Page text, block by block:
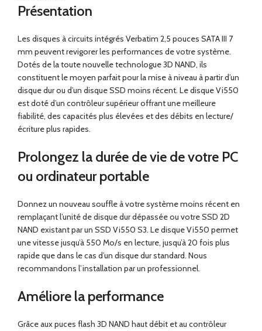
Présentation
Les disques à circuits intégrés Verbatim 2,5 pouces SATA III 7
mm peuvent revigorer les performances de votre système.
Dotés de la toute nouvelle technologue 3D NAND, ils
constituent le moyen parfait pour la mise à niveau à partir d’un
disque dur ou d’un disque SSD moins récent. Le disque Vi550
est doté d’un contrôleur supérieur offrant une meilleure
fiabilité, des capacités plus élevées et des débits en lecture/
écriture plus rapides.
Prolongez la durée de vie de votre PC
ou ordinateur portable
Donnez un nouveau souffle à votre système moins récent en
remplaçant l’unité de disque dur dépassée ou votre SSD 2D
NAND existant par un SSD Vi550 S3. Le disque Vi550 permet
une vitesse jusqu’à 550 Mo/s en lecture, jusqu’à 20 fois plus
rapide que dans le cas d’un disque dur standard. Nous
recommandons l’installation par un professionnel.
Améliore la performance
Grâce aux puces flash 3D NAND haut débit et au contrôleur